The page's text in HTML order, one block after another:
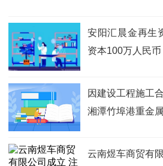
安阳汇晨金再生
资本100万人民
因建设工程施工
湘潭竹埠港重金
云南煜车商贸有